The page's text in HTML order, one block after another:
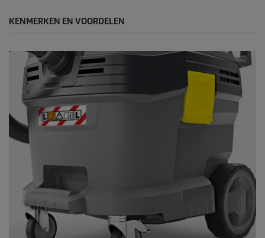
KENMERKEN EN VOORDELEN